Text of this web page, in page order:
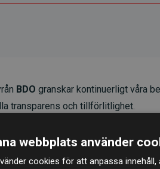
BDO granskar kontinuerligt våra
transparens och tillförlitlighet.
för200 % av de beräknade CO₂-
– ett tydligt bevis på att
webbplats använder
cookies för att anpassa